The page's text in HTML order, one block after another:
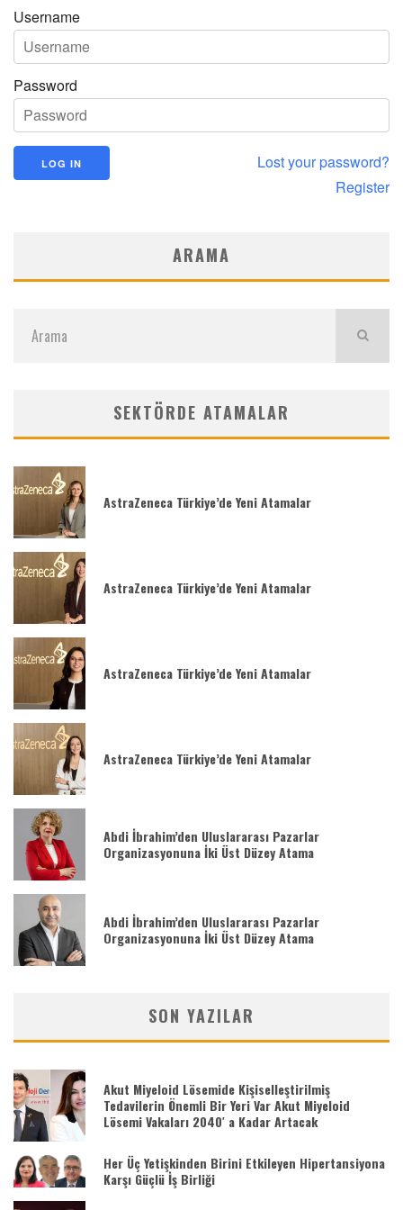
Username
Password
Lost your password?
Register
ARAMA
SEKTÖRDE ATAMALAR
AstraZeneca Türkiye’de Yeni Atamalar
AstraZeneca Türkiye’de Yeni Atamalar
AstraZeneca Türkiye’de Yeni Atamalar
AstraZeneca Türkiye’de Yeni Atamalar
Abdi İbrahim’den Uluslararası Pazarlar
Organizasyonuna İki Üst Düzey Atama
Abdi İbrahim’den Uluslararası Pazarlar
Organizasyonuna İki Üst Düzey Atama
SON YAZILAR
Akut Miyeloid Lösemide Kişiselleştirilmiş
Tedavilerin Önemli Bir Yeri Var Akut Miyeloid
Lösemi Vakaları 2040′ a Kadar Artacak
Her Üç Yetişkinden Birini Etkileyen Hipertansiyona
Karşı Güçlü İş Birliği